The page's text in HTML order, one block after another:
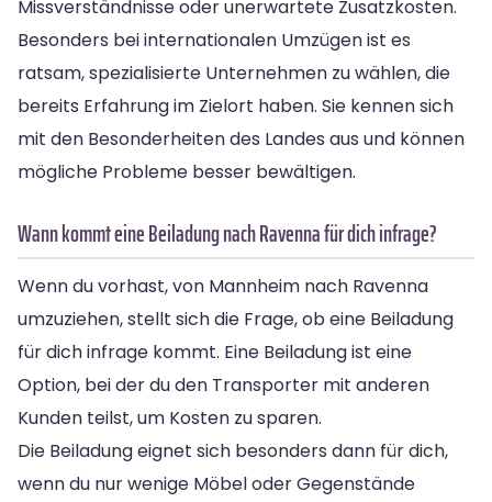
Missverständnisse oder unerwartete Zusatzkosten.
Besonders bei internationalen Umzügen ist es
ratsam, spezialisierte Unternehmen zu wählen, die
bereits Erfahrung im Zielort haben. Sie kennen sich
mit den Besonderheiten des Landes aus und können
mögliche Probleme besser bewältigen.
Wann kommt eine Beiladung nach Ravenna für dich infrage?
Wenn du vorhast, von Mannheim nach Ravenna
umzuziehen, stellt sich die Frage, ob eine Beiladung
für dich infrage kommt. Eine Beiladung ist eine
Option, bei der du den Transporter mit anderen
Kunden teilst, um Kosten zu sparen.
Die Beiladung eignet sich besonders dann für dich,
wenn du nur wenige Möbel oder Gegenstände